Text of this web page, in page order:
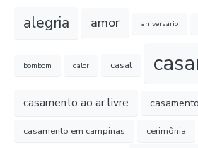
alegria amor aniversário
bombom calor casal
casamento ao ar livre
casamento em campinas cerimônia